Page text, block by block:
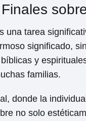
una tarea
significado,
y
familias.
donde la
no solo